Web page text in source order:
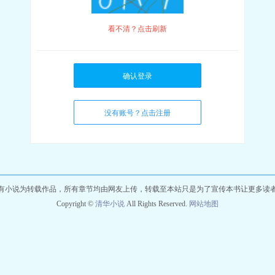
看不清？点击刷新
确认登录
没有账号？点击注册
小说为转载作品，所有章节均由网友上传，转载至本站只是为了宣传本书让更多读
Copyright © 清华小说 All Rights Reserved. 网站地图